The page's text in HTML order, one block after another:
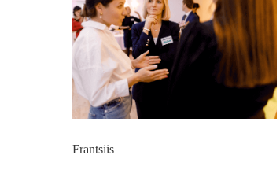
Frantsiis